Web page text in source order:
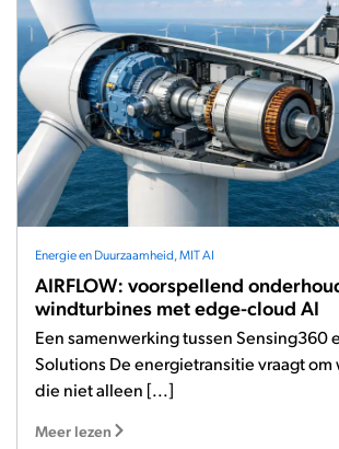
Energie en Duurzaamheid MIT AI
AIRFLOW: voorspellend
windturbines met edge-cloud AI
Een samenwerking tussen Sensing360
Solutions De energietransitie vraagt
die niet alleen [...]
Meer lezen